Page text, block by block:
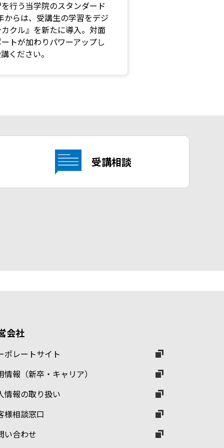
行う当学院のスタンダード
からは、受講生の学習をデジ
クル』を新たに導入。対面
トが加わりパワーアップし
ください。
受講相談
会社
ポレートサイト
情報（新卒・キャリア）
情報の取り扱い
様相談窓口
い合わせ